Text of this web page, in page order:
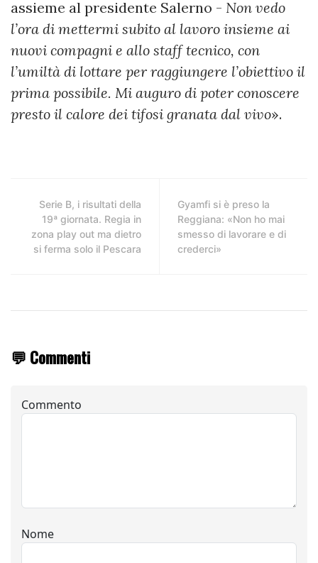
assieme al presidente Salerno - Non vedo
l’ora di mettermi subito al lavoro insieme ai
nuovi compagni e allo staff tecnico, con
l’umiltà di lottare per raggiungere l’obiettivo il
prima possibile. Mi auguro di poter conoscere
presto il calore dei tifosi granata dal vivo».
Serie B, i risultati della
19ª giornata. Regia in
zona play out ma dietro
si ferma solo il Pescara
Gyamfi si è preso la
Reggiana: «Non ho mai
smesso di lavorare e di
crederci»
💬 Commenti